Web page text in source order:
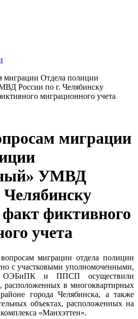
миграции Отдела полиции
России по г. Челябинску
миграционного учета
миграции
УМВД
Челябинску
фиктивного
учета
миграции отдела полиции
с участковыми уполномоченными,
ОЭБиПК и ППСП осуществили
расположенных в многоквартирных
города Челябинска, а также
объектах, расположенных на
«Манхэттен».